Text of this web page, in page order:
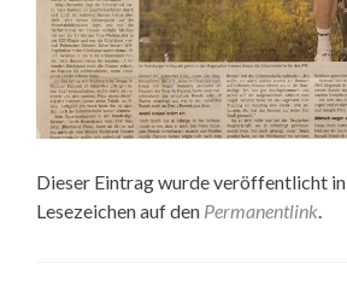
Dieser Eintrag wurde veröffentlicht in
Lesezeichen auf den Permanentlink.